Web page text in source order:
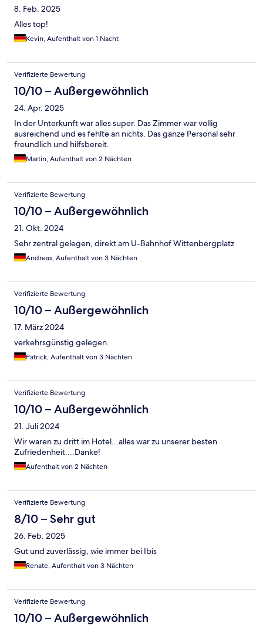
8. Feb. 2025
Alles top!
Kevin, Aufenthalt von 1 Nacht
Verifizierte Bewertung
10/10 – Außergewöhnlich
24. Apr. 2025
In der Unterkunft war alles super. Das Zimmer war vollig
ausreichend und es fehlte an nichts. Das ganze Personal sehr
freundlich und hilfsbereit.
Martin, Aufenthalt von 2 Nächten
Verifizierte Bewertung
10/10 – Außergewöhnlich
21. Okt. 2024
Sehr zentral gelegen, direkt am U-Bahnhof Wittenbergplatz
Andreas, Aufenthalt von 3 Nächten
Verifizierte Bewertung
10/10 – Außergewöhnlich
17. März 2024
verkehrsgünstig gelegen.
Patrick, Aufenthalt von 3 Nächten
Verifizierte Bewertung
10/10 – Außergewöhnlich
21. Juli 2024
Wir waren zu dritt im Hotel...alles war zu unserer besten
Zufriedenheit....Danke!
Aufenthalt von 2 Nächten
Verifizierte Bewertung
8/10 – Sehr gut
26. Feb. 2025
Gut und zuverlässig, wie immer bei Ibis
Renate, Aufenthalt von 3 Nächten
Verifizierte Bewertung
10/10 – Außergewöhnlich